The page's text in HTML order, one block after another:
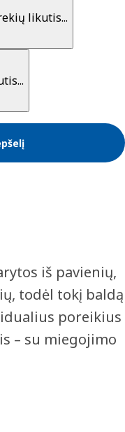
likutis...
iš pavienių,
todėl tokį baldą
poreikius
– su miegojimo